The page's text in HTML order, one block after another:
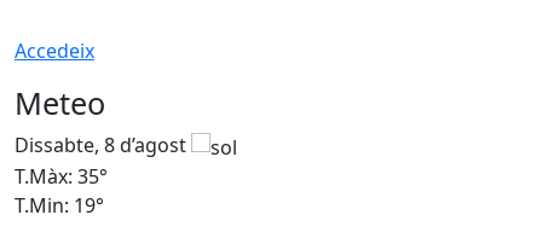
Accedeix
Meteo
Dissabte, 8 d’agost
T.Màx: 35°
T.Min: 19°